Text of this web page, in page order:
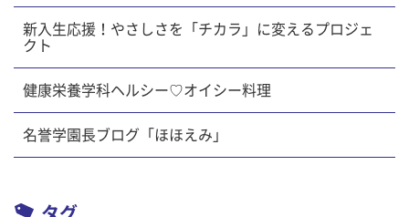
新入生応援！やさしさを「チカラ」に変えるプロジェ
クト
健康栄養学科ヘルシー♡オイシー料理
名誉学園長ブログ「ほほえみ」